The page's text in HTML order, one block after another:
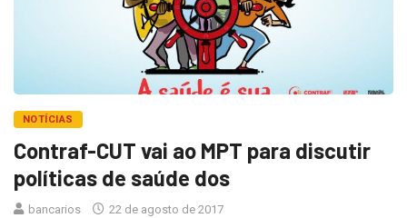
NOTÍCIAS
Contraf-CUT vai ao MPT para discutir
políticas de saúde dos
bancarios 22 de agosto de 2017